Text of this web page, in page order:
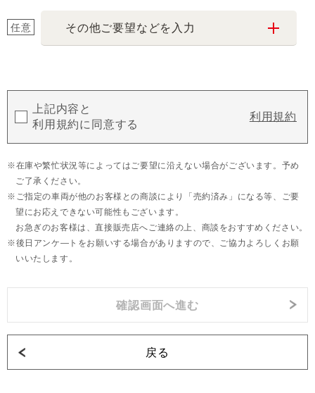
任意 その他ご要望などを入力
上記内容と
利用規約に同意する
利用規約
在庫や繁忙状況等によってはご要望に沿えない場合がございます。予め
ご了承ください。
ご指定の車両が他のお客様との商談により「売約済み」になる等、ご要
望にお応えできない可能性もございます。
お急ぎのお客様は、直接販売店へご連絡の上、商談をおすすめください。
後日アンケ―トをお願いする場合がありますので、ご協力よろしくお願
いいたします。
戻る